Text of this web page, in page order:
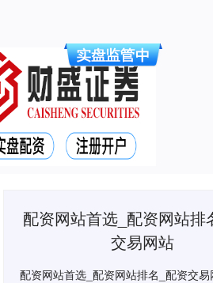
配资网站首选_配资网站排
交易网站
配资网站首选_配资网站排名_配资交